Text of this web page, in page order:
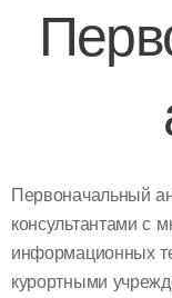
Первоначальный
консультантами с
информационных
курортными